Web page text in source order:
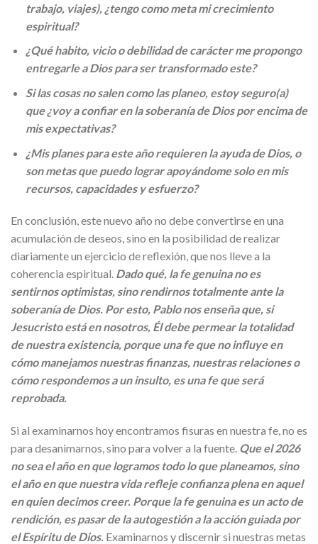
trabajo, viajes), ¿tengo como meta mi crecimiento
espiritual?
¿Qué habito, vicio o debilidad de carácter me propongo
entregarle a Dios para ser transformado este?
Si las cosas no salen como las planeo, estoy seguro(a)
que ¿voy a confiar en la soberanía de Dios por encima de
mis expectativas?
¿Mis planes para este año requieren la ayuda de Dios, o
son metas que puedo lograr apoyándome solo en mis
recursos, capacidades y esfuerzo?
En conclusión, este nuevo año no debe convertirse en una
acumulación de deseos, sino en la posibilidad de realizar
diariamente un ejercicio de reflexión, que nos lleve a la
coherencia espiritual. Dado qué, la fe genuina no es
sentirnos optimistas, sino rendirnos totalmente ante la
soberanía de Dios. Por esto, Pablo nos enseña que, si
Jesucristo está en nosotros, Él debe permear la totalidad
de nuestra existencia, porque una fe que no influye en
cómo manejamos nuestras finanzas, nuestras relaciones o
cómo respondemos a un insulto, es una fe que será
reprobada.
Si al examinarnos hoy encontramos fisuras en nuestra fe, no es
para desanimarnos, sino para volver a la fuente. Que el 2026
no sea el año en que logramos todo lo que planeamos, sino
el año en que nuestra vida refleje confianza plena en aquel
en quien decimos creer. Porque la fe genuina es un acto de
rendición, es pasar de la autogestión a la acción guiada por
el Espíritu de Dios. Examinarnos y discernir si nuestras metas